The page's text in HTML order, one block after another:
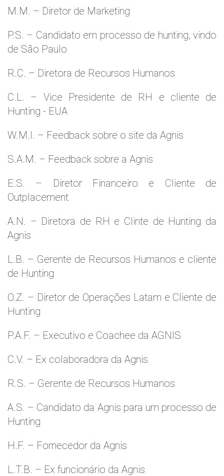
M.M. – Diretor de Marketing
P.S. – Candidato em processo de hunting, vindo
de São Paulo
R.C. – Diretora de Recursos Humanos
C.L. – Vice Presidente de RH e cliente de
Hunting - EUA
W.M.l. – Feedback sobre o site da Agnis
S.A.M. – Feedback sobre a Agnis
E.S. – Diretor Financeiro e Cliente de
Outplacement
A.N. – Diretora de RH e Clinte de Hunting da
Agnis
L.B. – Gerente de Recursos Humanos e cliente
de Hunting
O.Z. – Diretor de Operações Latam e Cliente de
Hunting
P.A.F. – Executivo e Coachee da AGNIS
C.V. – Ex colaboradora da Agnis
R.S. – Gerente de Recursos Humanos
A.S. – Candidato da Agnis para um processo de
Hunting
H.F. – Fornecedor da Agnis
L.T.B. – Ex funcionário da Agnis